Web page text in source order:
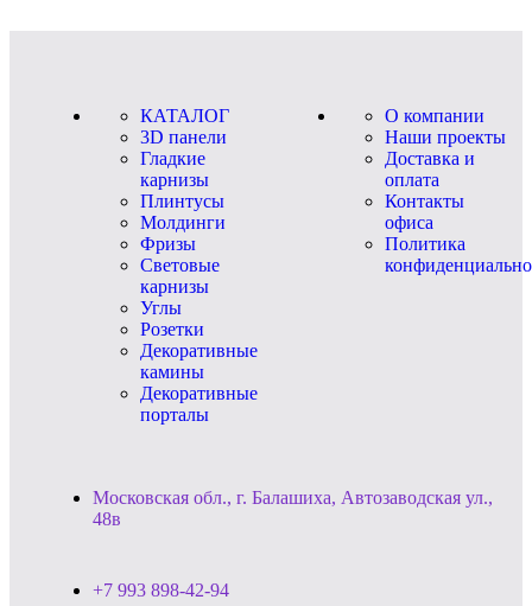
КАТАЛОГ
3D панели
Гладкие
карнизы
Плинтусы
Молдинги
Фризы
Световые
карнизы
Углы
Розетки
Декоративные
камины
Декоративные
порталы
О компании
Наши проекты
Доставка и
оплата
Контакты
офиса
Политика
Московская обл., г. Балашиха, Автозаводская ул.,
48в
+7 993 898-42-94